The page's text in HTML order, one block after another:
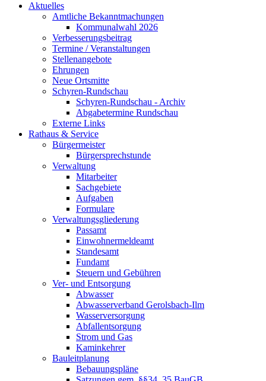
Aktuelles
Amtliche Bekanntmachungen
Kommunalwahl 2026
Verbesserungsbeitrag
Termine / Veranstaltungen
Stellenangebote
Ehrungen
Neue Ortsmitte
Schyren-Rundschau
Schyren-Rundschau - Archiv
Abgabetermine Rundschau
Externe Links
Rathaus & Service
Bürgermeister
Bürgersprechstunde
Verwaltung
Mitarbeiter
Sachgebiete
Aufgaben
Formulare
Verwaltungsgliederung
Passamt
Einwohnermeldeamt
Standesamt
Fundamt
Steuern und Gebühren
Ver- und Entsorgung
Abwasser
Abwasserverband Gerolsbach-Ilm
Wasserversorgung
Abfallentsorgung
Strom und Gas
Kaminkehrer
Bauleitplanung
Bebauungspläne